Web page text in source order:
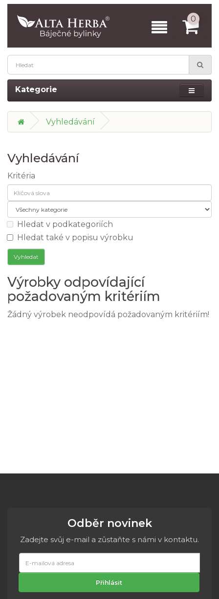
0
Kategorie
Vyhledávání
Vyhledávání
Kritéria
Hledat v podkategoriích
Hledat také v popisu výrobku
Výrobky odpovídající
požadovaným kritériím
Žádný výrobek neodpovídá požadovaným kritériím!
Odběr novinek
Zadejte svůj e-mail a zůstaňte s námi v kontaktu.
mailová
adresa
Přihlásit